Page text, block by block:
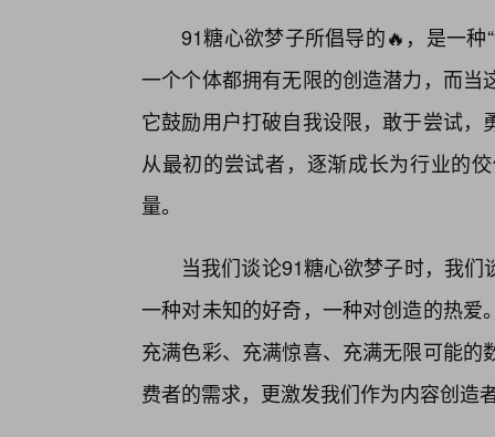
91糖心欲梦子所倡导的🔥，是一
一个个体都拥有无限的创造潜力，而
它鼓励用户打破自我设限，敢于尝试
从最初的尝试者，逐渐成长为行业的
量。
当我们谈论91糖心欲梦子时，我
一种对未知的好奇，一种对创造的热
充满色彩、充满惊喜、充满无限可能
费者的需求，更激发我们作为内容创造